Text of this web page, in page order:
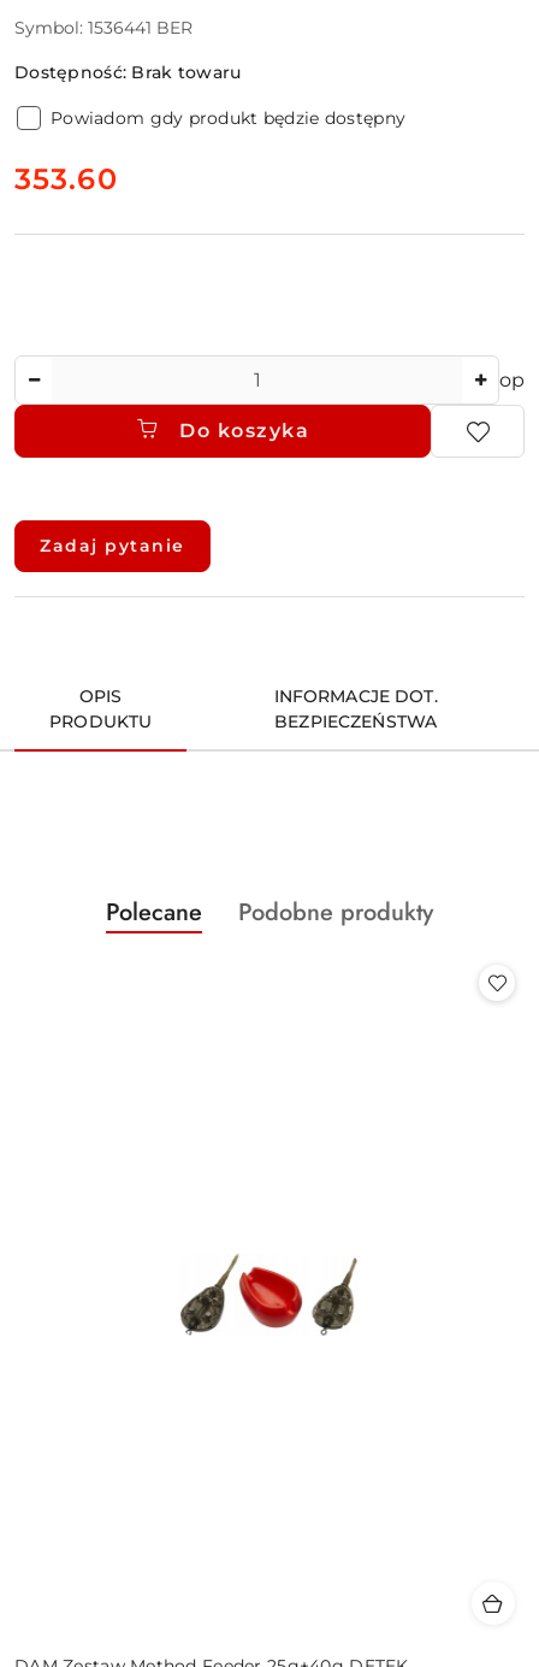
Symbol: 1536441 BER
Dostępność: Brak towaru
Powiadom gdy produkt będzie dostępny
cena:
353.60
op
Do koszyka
Dostępność
dostawa
Zadaj pytanie
OPIS
PRODUKTU
INFORMACJE DOT.
BEZPIECZEŃSTWA
Pomiń karuzelę produktów
Produkty
o
Polecane
Produkty
Podobne produkty